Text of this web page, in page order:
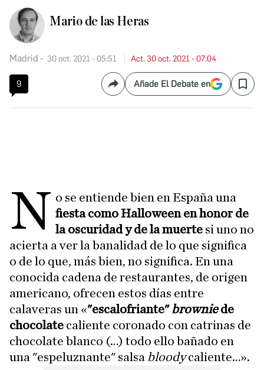
Mario de las Heras
Madrid 30 oct. 2021 - 05:51 Act. 30 oct. 2021 - 07:04
9 CompartirAñade El Debate en Save
N o se entiende bien en España una
fiesta como Halloween en honor de
la oscuridad y de la muerte si uno no
acierta a ver la banalidad de lo que significa
o de lo que, más bien, no significa. En una
conocida cadena de restaurantes, de origen
americano, ofrecen estos días entre
calaveras un «"escalofriante" browniede
chocolate caliente coronado con catrinas de
chocolate blanco (…) todo ello bañado en
una "espeluznante" salsa bloodycaliente…».